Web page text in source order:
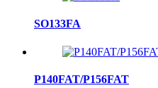
SO133FA
P140FAT/P156FAT